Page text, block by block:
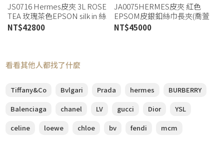
JS0716 Hermes皮夾 3L ROSE
TEA 玫瑰茶色EPSON silk in 絲
巾長夾 (板橋店)
NT$42800
JA0075HERMES皮夾 紅色
EPSOM皮銀釦絲巾長夾(喬萱
桃園店)
NT$45000
看看其他人都找了什麼
Tiffany&Co Bvlgari Prada hermes
BURBERRY
Balenciaga
chanel LV gucci Dior
YSL
celine
loewe chloe bv fendi mcm